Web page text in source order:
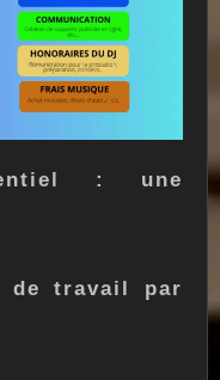
: une
de travail par